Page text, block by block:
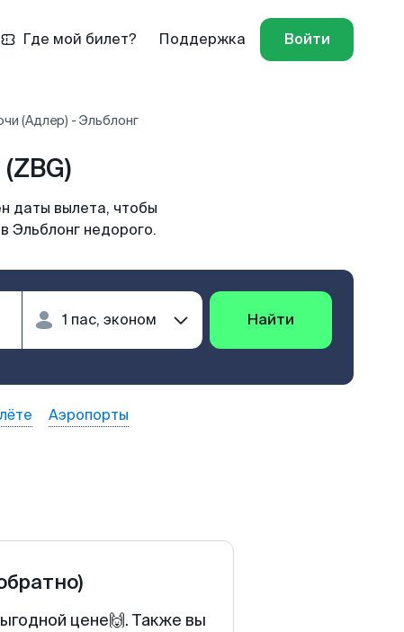
Где мой билет? Поддержка Войти
(Адлер) - Эльблонг
даты вылета, чтобы
Эльблонг недорого.
Найти
Аэропорты
цене🙌. Также вы